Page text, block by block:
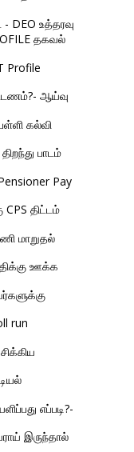
உத்தரவு
தகவல்
Profile
ஆய்வு
கல்வி
பாடம்
Pay
திட்டம்
மாறுதல்
ஊக்க
run
எப்படி?-
இருந்தால்